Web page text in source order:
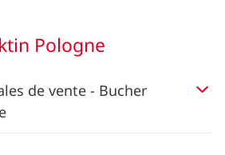
Pologne
de vente - Bucher